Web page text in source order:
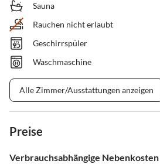
Sauna
Rauchen nicht erlaubt
Geschirrspüler
Waschmaschine
Alle Zimmer/Ausstattungen anzeigen
Preise
Verbrauchsabhängige Nebenkosten